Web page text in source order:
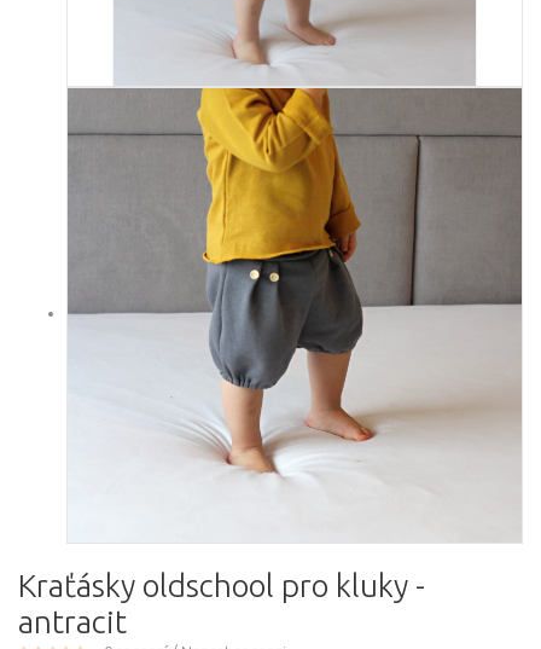
Kraťásky oldschool pro kluky -
antracit